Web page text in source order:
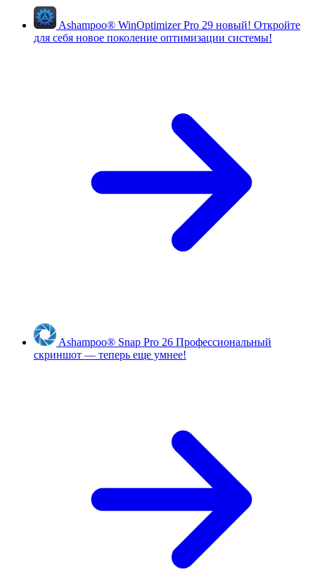
Ashampoo® WinOptimizer Pro 29 новый! Откройте
для себя новое поколение оптимизации системы!
Ashampoo® Snap Pro 26 Профессиональный
скриншот — теперь еще умнее!